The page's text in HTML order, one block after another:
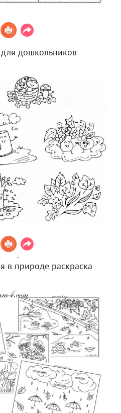
дошкольников
в природе раскраска